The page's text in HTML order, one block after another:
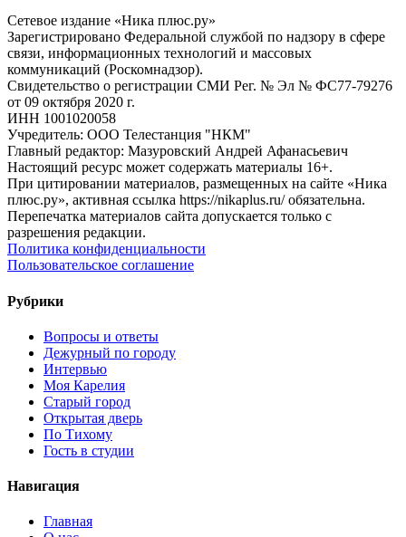
Сетевое издание «Ника плюс.ру»
Зарегистрировано Федеральной службой по надзору в сфере
связи, информационных технологий и массовых
коммуникаций (Роскомнадзор).
Свидетельство о регистрации СМИ Рег. № Эл № ФС77-79276
от 09 октября 2020 г.
ИНН 1001020058
Учредитель: ООО Телестанция "НКМ"
Главный редактор: Мазуровский Андрей Афанасьевич
Настоящий ресурс может содержать материалы 16+.
При цитировании материалов, размещенных на сайте «Ника
плюс.ру», активная ссылка https://nikaplus.ru/ обязательна.
Перепечатка материалов сайта допускается только с
разрешения редакции.
Политика конфиденциальности
Пользовательское соглашение
Рубрики
Вопросы и ответы
Дежурный по городу
Интервью
Моя Карелия
Старый город
Открытая дверь
По Тихому
Гость в студии
Навигация
Главная